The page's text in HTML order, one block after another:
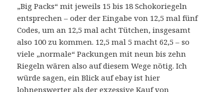
„Big Packs“ mit jeweils 15 bis 18 Schokoriegeln
entsprechen – oder der Eingabe von 12,5 mal fünf
Codes, um an 12,5 mal acht Tütchen, insgesamt
also 100 zu kommen. 12,5 mal 5 macht 62,5 – so
viele „normale“ Packungen mit neun bis zehn
Riegeln wären also auf diesem Wege nötig. Ich
würde sagen, ein Blick auf ebay ist hier
lohnenswerter als der exzessive Kauf von